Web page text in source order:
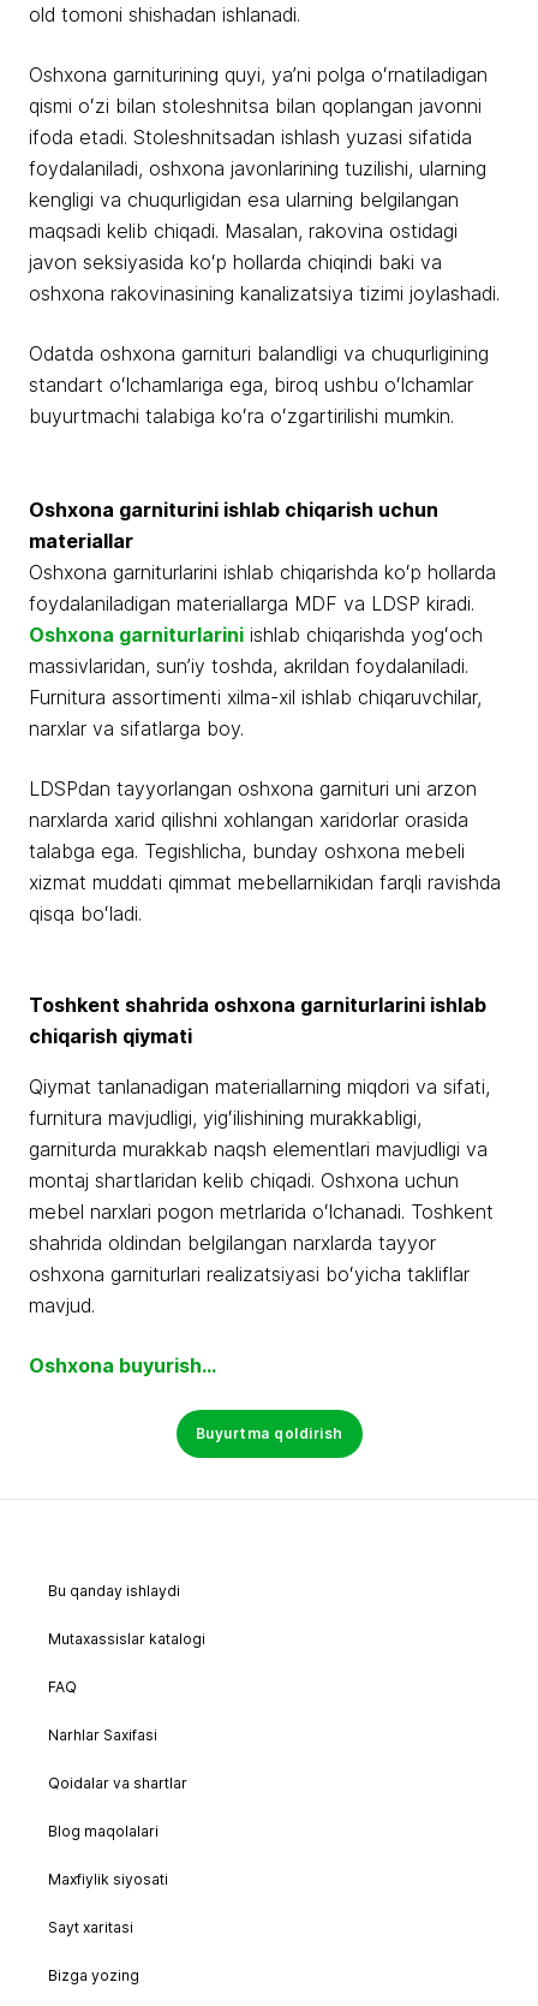
old tomoni shishadan ishlanadi.
Oshxona garniturining quyi, yaʼni polga oʻrnatiladigan
qismi oʻzi bilan stoleshnitsa bilan qoplangan javonni
ifoda etadi. Stoleshnitsadan ishlash yuzasi sifatida
foydalaniladi, oshxona javonlarining tuzilishi, ularning
kengligi va chuqurligidan esa ularning belgilangan
maqsadi kelib chiqadi. Masalan, rakovina ostidagi
javon seksiyasida koʻp hollarda chiqindi baki va
oshxona rakovinasining kanalizatsiya tizimi joylashadi.
Odatda oshxona garnituri balandligi va chuqurligining
standart oʻlchamlariga ega, biroq ushbu oʻlchamlar
buyurtmachi talabiga koʻra oʻzgartirilishi mumkin.
Oshxona garniturini ishlab chiqarish uchun
materiallar
Oshxona garniturlarini ishlab chiqarishda koʻp hollarda
foydalaniladigan materiallarga MDF va LDSP kiradi.
Oshxona garniturlarini ishlab chiqarishda yogʻoch
massivlaridan, sunʼiy toshda, akrildan foydalaniladi.
Furnitura assortimenti xilma-xil ishlab chiqaruvchilar,
narxlar va sifatlarga boy.
LDSPdan tayyorlangan oshxona garnituri uni arzon
narxlarda xarid qilishni xohlangan xaridorlar orasida
talabga ega. Tegishlicha, bunday oshxona mebeli
xizmat muddati qimmat mebellarnikidan farqli ravishda
qisqa boʻladi.
Toshkent shahrida oshxona garniturlarini ishlab
chiqarish qiymati
Qiymat tanlanadigan materiallarning miqdori va sifati,
furnitura mavjudligi, yigʻilishining murakkabligi,
garniturda murakkab naqsh elementlari mavjudligi va
montaj shartlaridan kelib chiqadi. Oshxona uchun
mebel narxlari pogon metrlarida oʻlchanadi. Toshkent
shahrida oldindan belgilangan narxlarda tayyor
oshxona garniturlari realizatsiyasi boʻyicha takliflar
mavjud.
Oshxona buyurish…
Buyurtma qoldirish
Bu qanday ishlaydi
Mutaxassislar katalogi
FAQ
Narhlar Saxifasi
Qoidalar va shartlar
Blog maqolalari
Maxfiylik siyosati
Sayt xaritasi
Bizga yozing